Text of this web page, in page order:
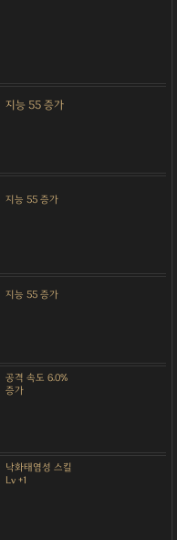
지능 55 증가
지능 55 증가
지능 55 증가
공격 속도 6.0%
증가
낙화태염성 스킬
Lv +1